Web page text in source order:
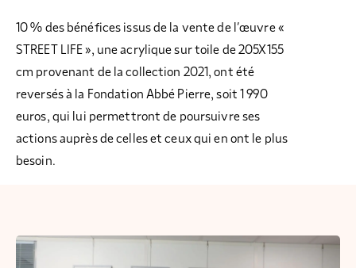
10 % des bénéfices issus de la vente de l’œuvre «
STREET LIFE », une acrylique sur toile de 205X155
cm provenant de la collection 2021, ont été
reversés à la Fondation Abbé Pierre, soit 1 990
euros, qui lui permettront de poursuivre ses
actions auprès de celles et ceux qui en ont le plus
besoin.